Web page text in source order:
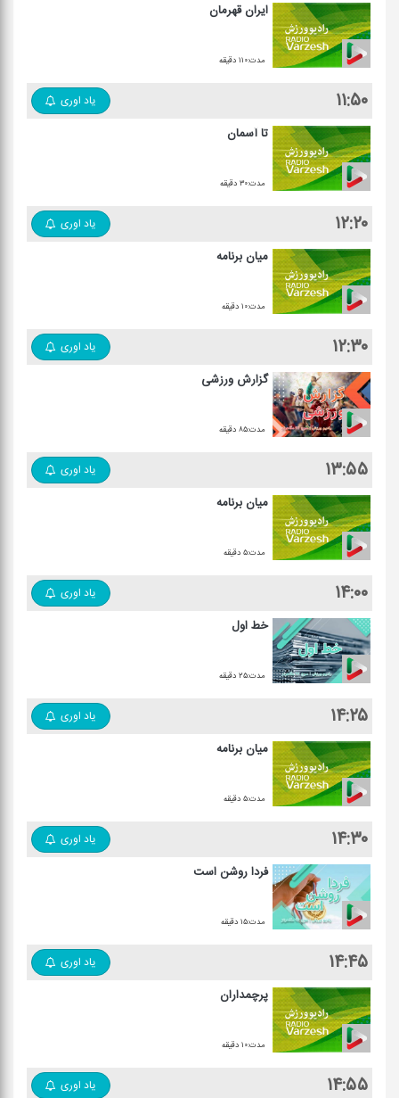
ایران قهرمان
مدت:۱۱۰ دقیقه
۱۱:۵۰ یاد اوری
تا آسمان
مدت:۳۰ دقیقه
۱۲:۲۰ یاد اوری
میان برنامه
مدت:۱۰ دقیقه
۱۲:۳۰ یاد اوری
گزارش ورزشی
مدت:۸۵ دقیقه
۱۳:۵۵ یاد اوری
میان برنامه
مدت:۵ دقیقه
۱۴:۰۰ یاد اوری
خط اول
مدت:۲۵ دقیقه
۱۴:۲۵ یاد اوری
میان برنامه
مدت:۵ دقیقه
۱۴:۳۰ یاد اوری
فردا روشن است
مدت:۱۵ دقیقه
۱۴:۴۵ یاد اوری
پرچمداران
مدت:۱۰ دقیقه
۱۴:۵۵ یاد اوری